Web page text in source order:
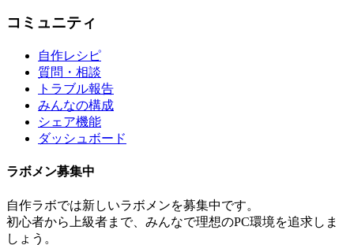
コミュニティ
自作レシピ
質問・相談
トラブル報告
みんなの構成
シェア機能
ダッシュボード
ラボメン募集中
自作ラボでは新しいラボメンを募集中です。
初心者から上級者まで、みんなで理想のPC環境を追求しま
しょう。